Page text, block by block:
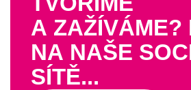
A ZAŽÍVÁME?
NA NAŠE
SÍTĚ...